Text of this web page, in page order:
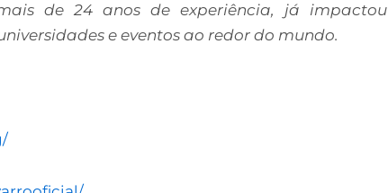
de 24 anos de experiência, já impactou
e eventos ao redor do mundo.